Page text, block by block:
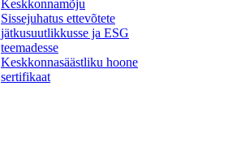
Keskkonnamõju
Sissejuhatus ettevõtete
jätkusuutlikkusse ja ESG
teemadesse
Keskkonnasäästliku hoone
sertifikaat